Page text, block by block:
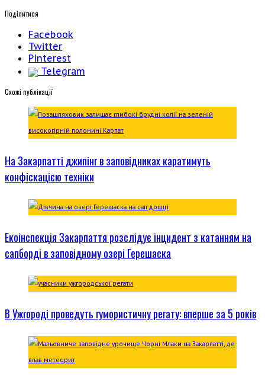
Поділитися
Facebook
Twitter
Pinterest
Telegram
Cхожі публікації
На Закарпатті джипінг в заповідниках каратимуть
конфіскацією техніки
Екоінспекція Закарпаття розслідує інцидент з катанням на
сапборді в заповідному озері Герешаска
В Ужгороді проведуть гумористичну регату: вперше за 5 років